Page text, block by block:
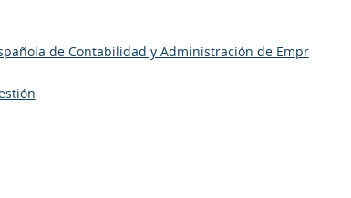
de Contabilidad y Administración de Empr